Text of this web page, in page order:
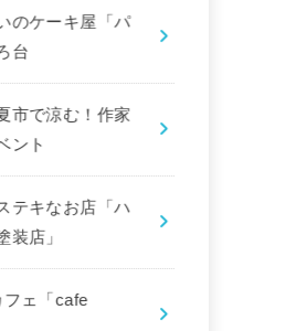
のケーキ屋「パ
台
市で涼む！作家
ント
テキなお店「ハ
装店」
フェ「cafe